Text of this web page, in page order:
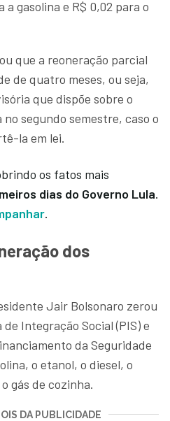
gasolina e R$ 0,02 para o
que a reoneração parcial
de quatro meses, ou seja,
que dispõe sobre o
segundo semestre, caso o
la em lei.
os fatos mais
dias do Governo Lula.
.
dos
Jair Bolsonaro zerou
Integração Social (PIS) e
da Seguridade
o etanol, o diesel, o
gás de cozinha.
DA PUBLICIDADE